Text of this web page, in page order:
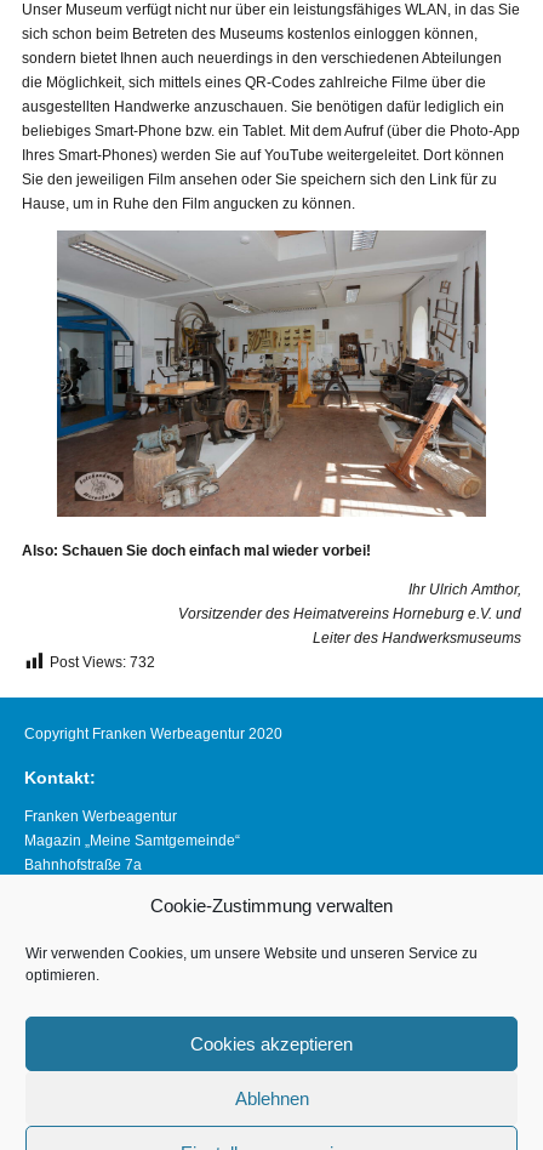
Cookie-Zustimmung verwalten
Wir verwenden Cookies, um unsere Website und unseren Service zu
optimieren.
Cookies akzeptieren
Ablehnen
Unser Museum verfügt nicht nur über ein leistungsfähiges WLAN, in das Sie
sich schon beim Betreten des Museums kostenlos einloggen können,
sondern bietet Ihnen auch neuerdings in den verschiedenen Abteilungen
die Möglichkeit, sich mittels eines QR-Codes zahlreiche Filme über die
ausgestellten Handwerke anzuschauen. Sie benötigen dafür lediglich ein
beliebiges Smart-Phone bzw. ein Tablet. Mit dem Aufruf (über die Photo-App
Ihres Smart-Phones) werden Sie auf YouTube weitergeleitet. Dort können
Sie den jeweiligen Film ansehen oder Sie speichern sich den Link für zu
Hause, um in Ruhe den Film angucken zu können.
Also: Schauen Sie doch einfach mal wieder vorbei!
Ihr Ulrich Amthor,
Vorsitzender des Heimatvereins Horneburg e.V. und
Leiter des Handwerksmuseums
Post Views: 732
Copyright Franken Werbeagentur 2020
Kontakt:
Franken Werbeagentur
Magazin „Meine Samtgemeinde“
Bahnhofstraße 7a
Telefon 04163 8390281
Links:
www.franken-werbeagentur.de